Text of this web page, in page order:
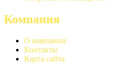
Компания
О компании
Контакты
Карта сайта